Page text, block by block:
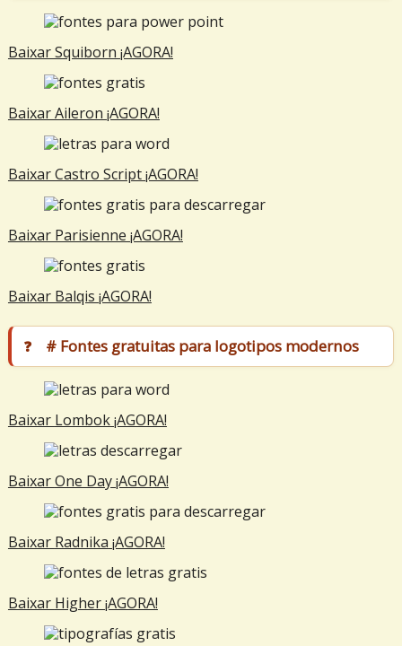
Baixar Squiborn ¡AGORA!
Baixar Aileron ¡AGORA!
Baixar Castro Script ¡AGORA!
Baixar Parisienne ¡AGORA!
Baixar Balqis ¡AGORA!
# Fontes gratuitas para logotipos modernos
Baixar Lombok¡AGORA!
BaixarOne Day¡AGORA!
Baixar Radnika ¡AGORA!
Baixar Higher ¡AGORA!